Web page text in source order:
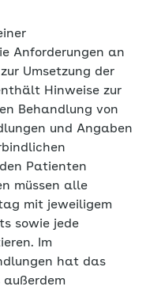
Anforderungen an
Umsetzung der
Hinweise zur
Behandlung von
und Angaben
Patienten
müssen alle
mit jeweiligem
sowie jede
Im
hat das
außerdem